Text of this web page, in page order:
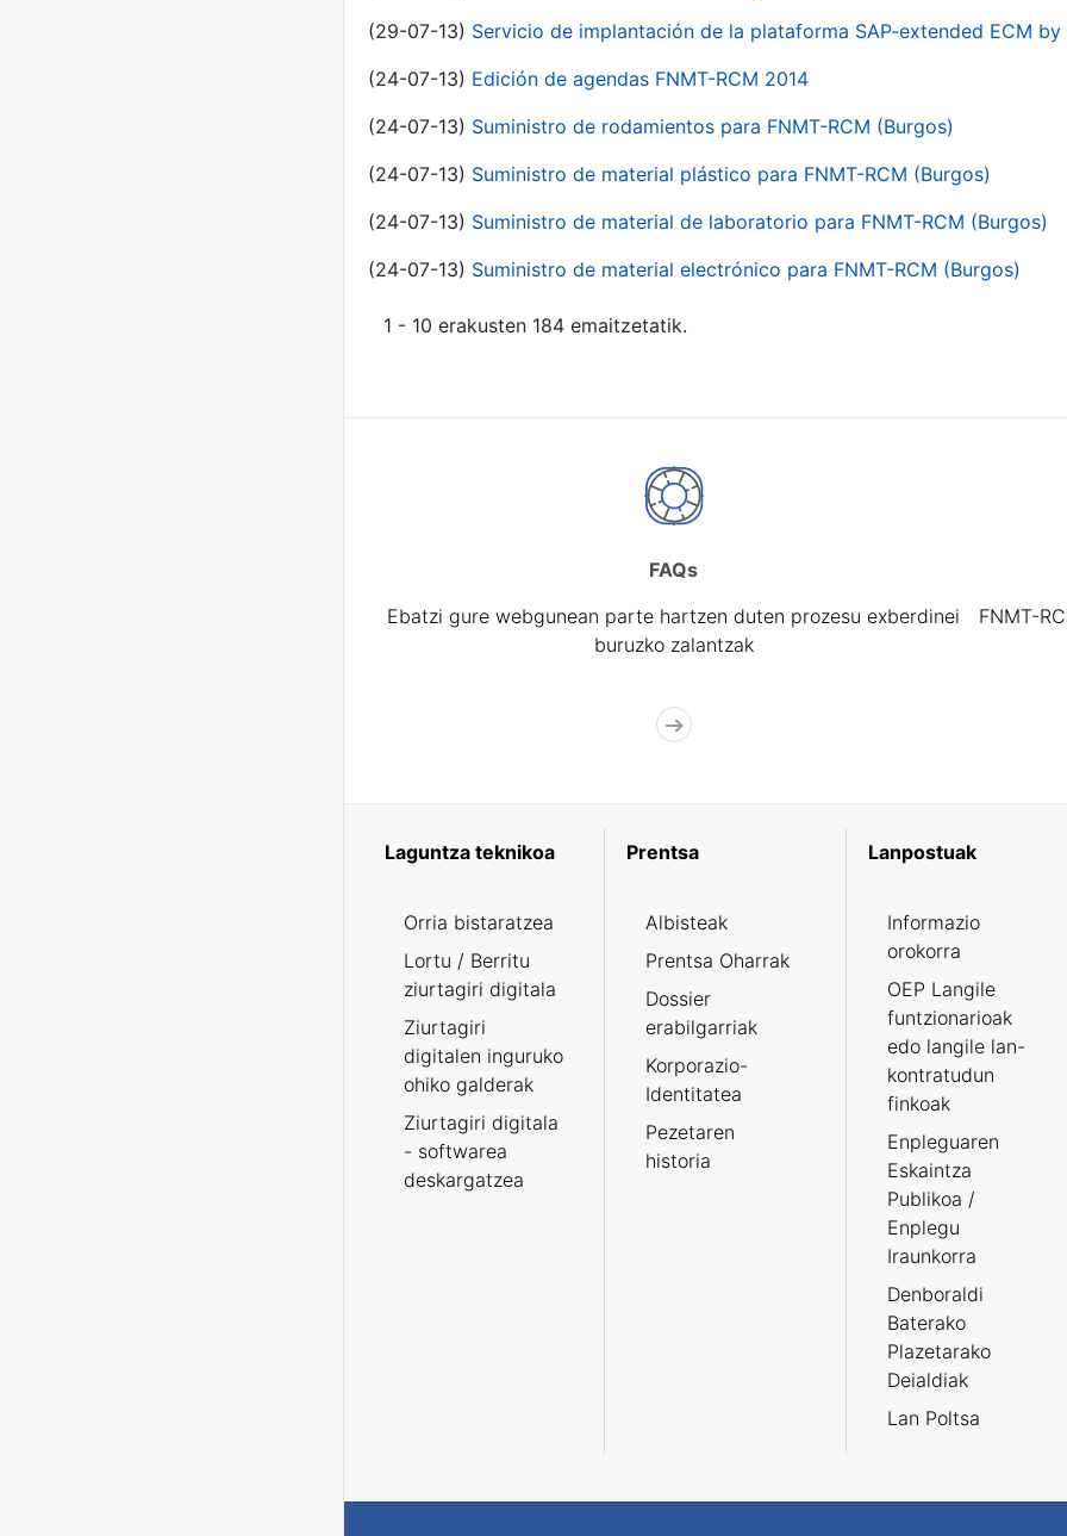
(29-07-13) Servicio de implantación de la plataforma SAP-extended ECM by
(24-07-13) Edición de agendas FNMT-RCM 2014
(24-07-13) Suministro de rodamientos para FNMT-RCM (Burgos)
(24-07-13) Suministro de material plástico para FNMT-RCM (Burgos)
(24-07-13) Suministro de material de laboratorio para FNMT-RCM (Burgos)
(24-07-13) Suministro de material electrónico para FNMT-RCM (Burgos)
1 - 10 erakusten 184 emaitzetatik.
FAQs
Ebatzi gure webgunean parte hartzen duten prozesu exberdinei
buruzko zalantzak
FNMT-
Laguntza teknikoa
Orria bistaratzea
Lortu / Berritu
ziurtagiri digitala
Ziurtagiri
digitalen inguruko
ohiko galderak
Ziurtagiri digitala
- softwarea
deskargatzea
Prentsa
Albisteak
Prentsa Oharrak
Dossier
erabilgarriak
Korporazio-
Identitatea
Pezetaren
historia
Lanpostuak
Informazio
orokorra
OEP Langile
funtzionarioak
edo langile lan-
kontratudun
finkoak
Enpleguaren
Eskaintza
Publikoa /
Enplegu
Iraunkorra
Denboraldi
Baterako
Plazetarako
Deialdiak
Lan Poltsa